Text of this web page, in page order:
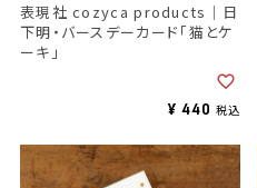
表現社 cozyca products｜日
下明・バースデーカード「猫とケ
ーキ」
¥ 440 税込